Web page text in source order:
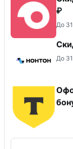
₽
До
До